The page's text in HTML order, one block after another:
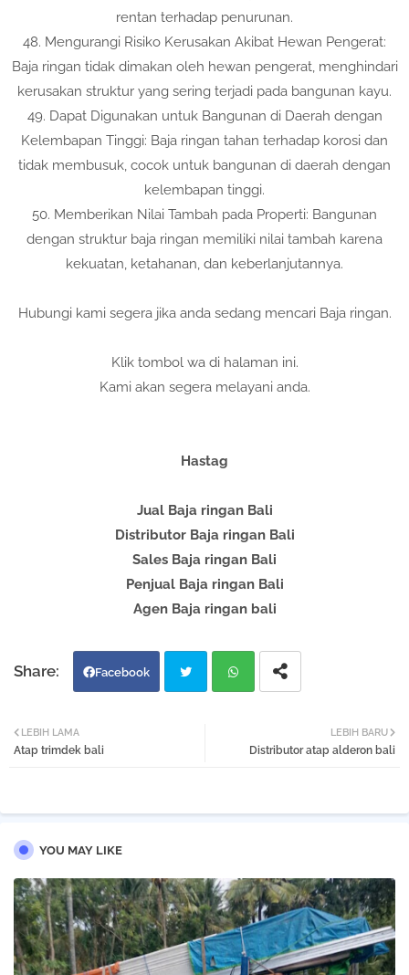
rentan terhadap penurunan.
48. Mengurangi Risiko Kerusakan Akibat Hewan Pengerat:
Baja ringan tidak dimakan oleh hewan pengerat, menghindari
kerusakan struktur yang sering terjadi pada bangunan kayu.
49. Dapat Digunakan untuk Bangunan di Daerah dengan
Kelembapan Tinggi: Baja ringan tahan terhadap korosi dan
tidak membusuk, cocok untuk bangunan di daerah dengan
kelembapan tinggi.
50. Memberikan Nilai Tambah pada Properti: Bangunan
dengan struktur baja ringan memiliki nilai tambah karena
kekuatan, ketahanan, dan keberlanjutannya.
Hubungi kami segera jika anda sedang mencari Baja ringan.
Klik tombol wa di halaman ini.
Kami akan segera melayani anda.
Hastag
Jual Baja ringan Bali
Distributor Baja ringan Bali
Sales Baja ringan Bali
Penjual Baja ringan Bali
Agen Baja ringan bali
Facebook
LEBIH BARU
Distributor atap alderon bali
LEBIH LAMA
Atap trimdek bali
YOU MAY LIKE